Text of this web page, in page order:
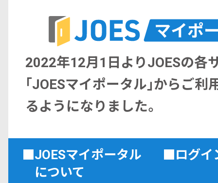
2022年12月1日よりJOESの各
｢JOESマイポータル｣からご利
るようになりました。
■JOESマイポータル
について
■ログイ